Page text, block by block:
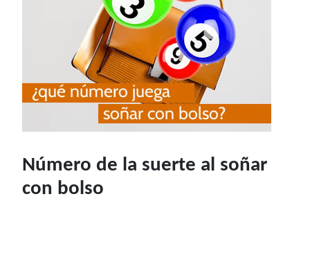
Número de la suerte al soñar
con bolso